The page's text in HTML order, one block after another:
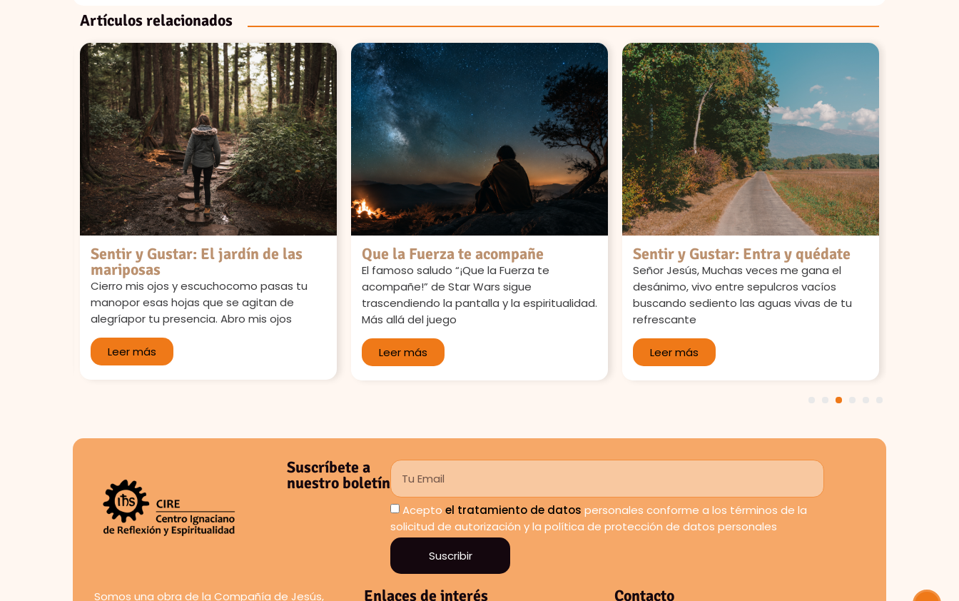
Artículos relacionados
Sentir y Gustar: El jardín de las
mariposas
Cierro mis ojos y escuchocomo pasas tu
manopor esas hojas que se agitan de
alegríapor tu presencia. Abro mis ojos
Leer más
Que la Fuerza te acompañe
El famoso saludo “¡Que la Fuerza te
acompañe!” de Star Wars sigue
trascendiendo la pantalla y la espiritualidad.
Más allá del juego
Leer más
Sentir y Gustar: Entra y quédate
Señor Jesús, Muchas veces me gana el
desánimo, vivo entre sepulcros vacíos
buscando sediento las aguas vivas de tu
refrescante
Leer más
6
Suscríbete a
nuestro boletín
Acepto el tratamiento de datos personales conforme a los términos de la
solicitud de autorización y la política de protección de datos personales
Suscribir
Somos una obra de la Compañía de Jesús, Enlaces de interés Contacto